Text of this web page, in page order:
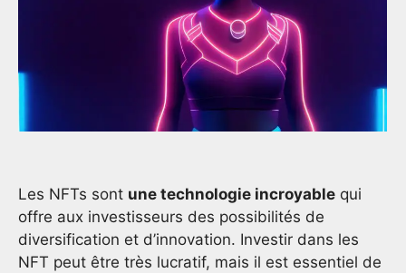
Les NFTs sont une technologie incroyable qui
offre aux investisseurs des possibilités de
diversification et d’innovation. Investir dans les
NFT peut être très lucratif, mais il est essentiel de